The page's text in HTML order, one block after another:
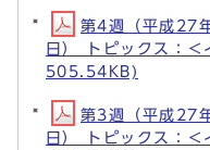
第4週（平成27
日） トピックス：＜
505.54KB)
第3週（平成27
日） トピックス：＜